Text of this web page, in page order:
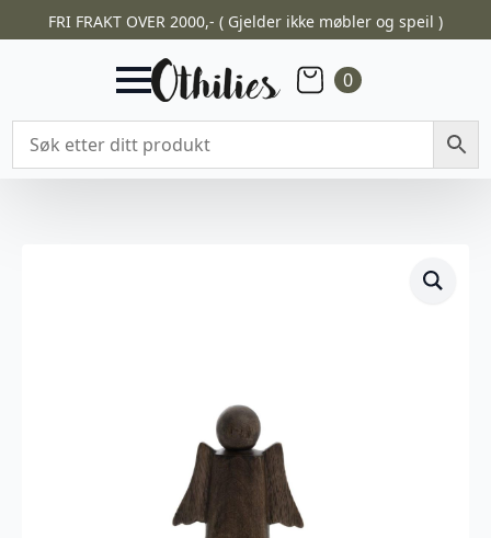
FRI FRAKT OVER 2000,- ( Gjelder ikke møbler og speil )
0